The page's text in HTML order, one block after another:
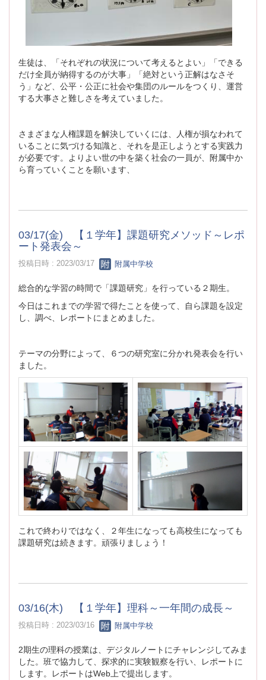
生徒は、「それぞれの状況について考えるとよい」「できる
だけ全員が納得するのが大事」「絶対という正解はなさそ
う」など、公平・公正に社会や集団のルールをつくり、運営
する大事さと難しさを考えていました。
さまざまな人権課題を解決していくには、人権が損なわれて
いることに気づける知識と、それを是正しようとする実践力
が必要です。よりよい世の中を築く社会の一員が、附属中か
ら育っていくことを願います、
03/17(金) 【１学年】課題研究メソッド～レポ
ート発表会～
投稿日時 : 2023/03/17 附属中学校
総合的な学習の時間で「課題研究」を行っている２期生。
今日はこれまでの学習で得たことを使って、自ら課題を設定
し、調べ、レポートにまとめました。
テーマの分野によって、６つの研究室に分かれ発表会を行い
ました。
これで終わりではなく、２年生になっても高校生になっても
課題研究は続きます。頑張りましょう！
03/16(木) 【１学年】理科～一年間の成長～
投稿日時 : 2023/03/16 附属中学校
2期生の理科の授業は、デジタルノートにチャレンジしてみま
した。班で協力して、探求的に実験観察を行い、レポートに
します。レポートはWeb上で提出します。